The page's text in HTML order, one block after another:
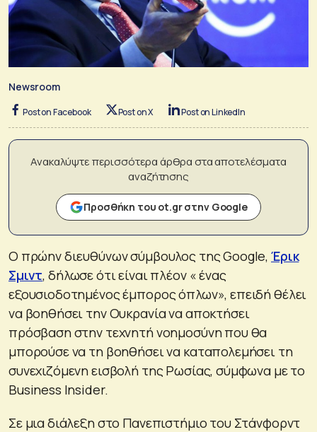
Newsroom
Post on Facebook Post on X Post on LinkedIn
Ανακαλύψτε περισσότερα άρθρα στα αποτελέσματα
αναζήτησης
Προσθήκη του ot.gr στην Google
Ο πρώην διευθύνων σύμβουλος της Google, Έρικ
Σμιντ, δήλωσε ότι είναι πλέον « ένας
εξουσιοδοτημένος έμπορος όπλων», επειδή θέλει
να βοηθήσει την Ουκρανία να αποκτήσει
πρόσβαση στην τεχνητή νοημοσύνη που θα
μπορούσε να τη βοηθήσει να καταπολεμήσει τη
συνεχιζόμενη εισβολή της Ρωσίας, σύμφωνα με το
Business Insider.
Σε μια διάλεξη στο Πανεπιστήμιο του Στάνφορντ